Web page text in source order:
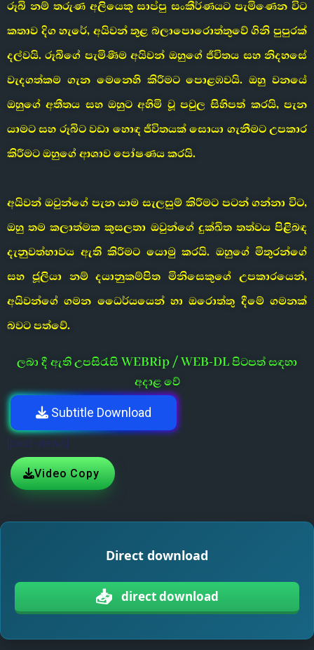
රූබි නම් තරුණ අලියෙකු සාප්පු සංකීර්ණයට පැමිණෙන විට
කතාව දිග හැරේ, අයිවන් තුළ බලාපොරොත්තුවේ ගිනි පුපුරක්
දල්වයි. රූබිගේ පැමිණීම අයිවන් ඔහුගේ ජීවිතය සහ නිදහසේ
වැදගත්කම ගැන මෙනෙහි කිරීමට පොළඹවයි. ඔහු වනයේ
ඔහුගේ අතීතය සහ ඔහුට අහිමි වූ පවුල සිහිපත් කරයි, පැන
යාමට සහ රූබිට වඩා හොඳ ජීවිතයක් සොයා ගැනීමට උපකාර
කිරීමට ඔහුගේ ආශාව පෝෂණය කරයි.
අයිවන් ඔවුන්ගේ පැන යාම සැලසුම් කිරීමට පටන් ගන්නා විට,
ඔහු තම කලාත්මක කුසලතා ඔවුන්ගේ දුක්ඛිත තත්වය පිළිබඳ
දැනුවත්භාවය ඇති කිරීමට යොමු කරයි. ඔහුගේ මිතුරන්ගේ
සහ ජූලියා නම් දයානුකම්පිත මිනිසෙකුගේ උපකාරයෙන්,
අයිවන්ගේ ගමන ධෛර්යයෙන් හා ඔරොත්තු දීමේ ගමනක්
බවට පත්වේ.
ලබා දී ඇති උපසිරැසි WEBRip / WEB-DL පිටපත් සඳහා
අදාළ වේ
Subtitle Download
[post-views]
Video Copy
Direct download
📥 direct download